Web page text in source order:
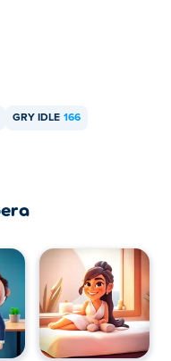
GRY IDLE 166